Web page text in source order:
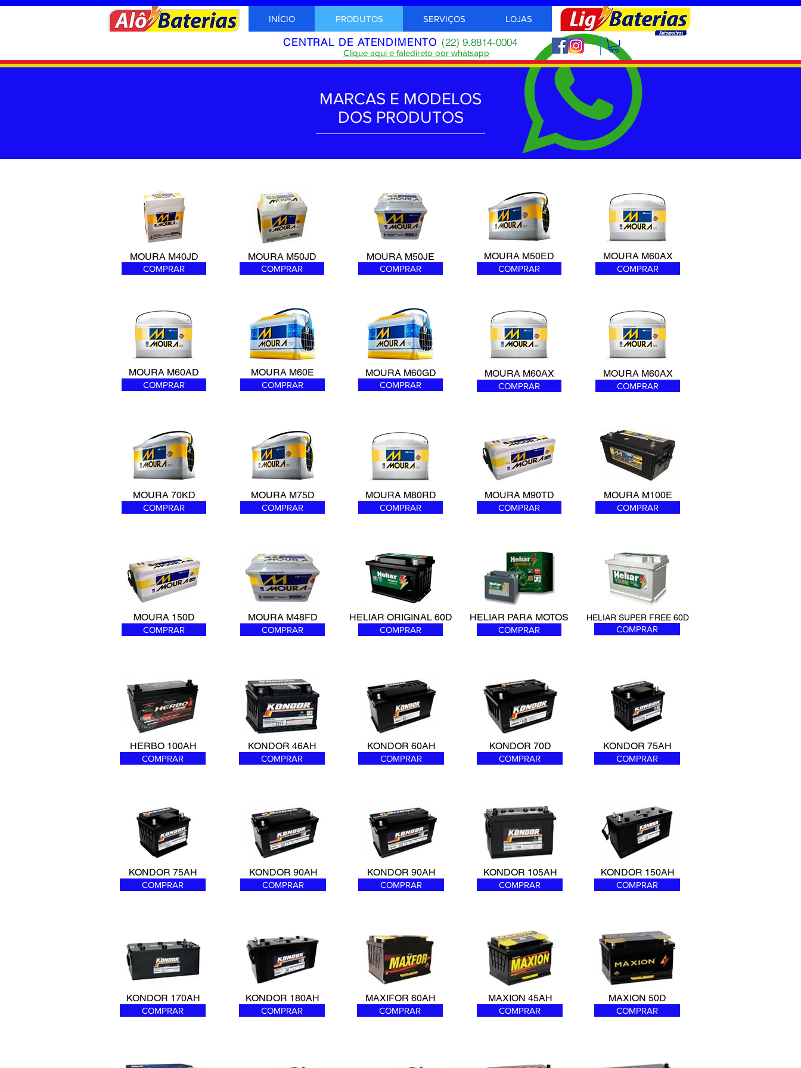
INÍCIO PRODUTOS SERVIÇOS LOJAS
CENTRAL DE ATENDIMENTO (22) 9.8814-0004
Clique aqui e faledireto por whatsapp
MARCAS E MODELOS
DOS PRODUTOS
MOURA M40JD
COMPRAR
MOURA M50JD
COMPRAR
MOURA M50JE
COMPRAR
MOURA M50ED
COMPRAR
MOURA M60AX
COMPRAR
MOURA M60AD
COMPRAR
MOURA M60E
COMPRAR
MOURA M60GD
COMPRAR
MOURA M60AX
COMPRAR
MOURA M60AX
COMPRAR
MOURA 70KD
COMPRAR
MOURA M75D
COMPRAR
MOURA M80RD
COMPRAR
MOURA M90TD
COMPRAR
MOURA M100E
COMPRAR
MOURA 150D
COMPRAR
MOURA M48FD
COMPRAR
HELIAR ORIGINAL 60D
COMPRAR
HELIAR PARA MOTOS
COMPRAR
HELIAR SUPER FREE 60D
COMPRAR
HERBO 100AH
COMPRAR
KONDOR 46AH
COMPRAR
KONDOR 60AH
COMPRAR
KONDOR 70D
COMPRAR
KONDOR 75AH
COMPRAR
KONDOR 75AH
COMPRAR
KONDOR 90AH
COMPRAR
KONDOR 90AH
COMPRAR
KONDOR 105AH
COMPRAR
KONDOR 150AH
COMPRAR
KONDOR 170AH
COMPRAR
KONDOR 180AH
COMPRAR
MAXIFOR 60AH
COMPRAR
MAXION 45AH
COMPRAR
MAXION 50D
COMPRAR